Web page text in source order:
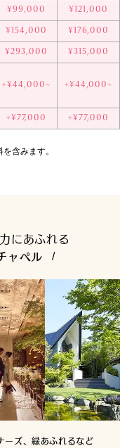
¥99,000 ¥121,000
¥154,000 ¥176,000
¥293,000 ¥315,000
+¥44,000~ +¥44,000~
+¥77,000 +¥77,000
含みます。
にあふれる
ャペル
ーズ、緑あふれるなど